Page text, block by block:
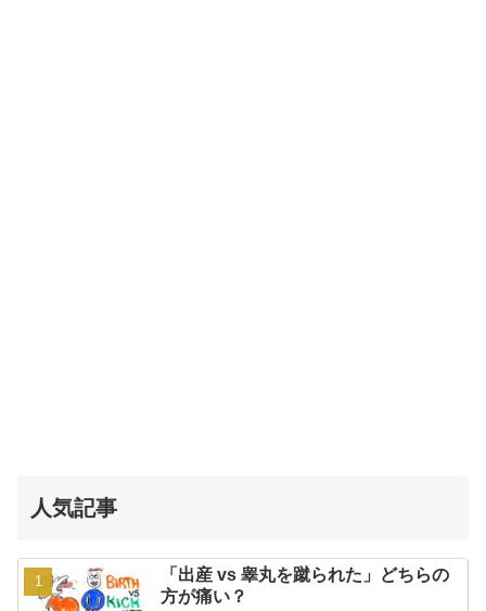
人気記事
「出産 vs 睾丸を蹴られた」どちらの
方が痛い？